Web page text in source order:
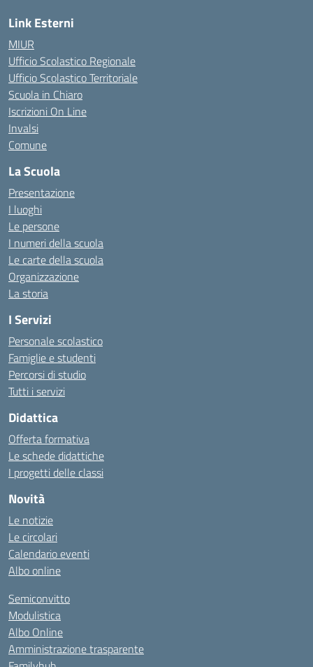
Link Esterni
MIUR
Ufficio Scolastico Regionale
Ufficio Scolastico Territoriale
Scuola in Chiaro
Iscrizioni On Line
Invalsi
Comune
La Scuola
Presentazione
I luoghi
Le persone
I numeri della scuola
Le carte della scuola
Organizzazione
La storia
I Servizi
Personale scolastico
Famiglie e studenti
Percorsi di studio
Tutti i servizi
Didattica
Offerta formativa
Le schede didattiche
I progetti delle classi
Novità
Le notizie
Le circolari
Calendario eventi
Albo online
Semiconvitto
Modulistica
Albo Online
Amministrazione trasparente